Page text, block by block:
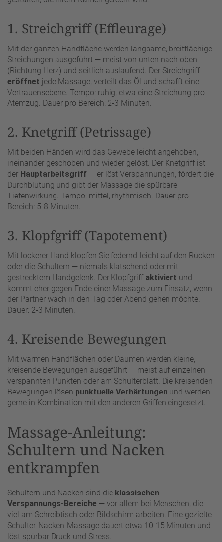
1. Streichgriff (Effleurage)
Mit der ganzen Handfläche werden langsame, breitflächige
Streichungen ausgeführt — meist von unten nach oben
(Richtung Herz) und seitlich auslaufend. Der Streichgriff
eröffnet jede Massage, verteilt das Öl und schafft eine
Vertrauensebene. Tempo: ruhig, etwa eine Streichung pro
Atemzug. Dauer pro Bereich: 2-3 Minuten.
2. Knetgriff (Petrissage)
Mit beiden Händen wird das Gewebe leicht angehoben,
ineinander geschoben und wieder gelöst. Der Knetgriff ist
der Hauptarbeitsgriff — er löst Verspannungen, fördert die
Durchblutung und gibt der Massage die spürbare
Tiefenwirkung. Tempo: mittel, rhythmisch. Dauer pro
Bereich: 5-8 Minuten.
3. Klopfgriff (Tapotement)
Mit lockerer Hand klopfen Sie federnd-leicht auf den Rücken
oder die Schultern — niemals klatschend oder mit
gestrecktem Handgelenk. Der Klopfgriff aktiviert und
kommt eher gegen Ende einer Massage zum Einsatz, wenn
der Partner wach in den Tag oder Abend gehen möchte.
Dauer: 2-3 Minuten.
4. Kreisende Bewegungen
Mit warmen Handflächen oder Daumen werden kleine,
kreisende Bewegungen ausgeführt — meist auf einzelnen
verspannten Punkten oder am Schulterblatt. Die kreisenden
Bewegungen lösen punktuelle Verhärtungen und werden
gerne in Kombination mit den anderen Griffen eingesetzt.
Massage-Anleitung:
Schultern und Nacken
entkrampfen
Schultern und Nacken sind die klassischen
Verspannungs-Bereiche — vor allem bei Menschen, die
viel am Schreibtisch oder Bildschirm arbeiten. Eine gezielte
Schulter-Nacken-Massage dauert etwa 10-15 Minuten und
löst spürbar Druck und Stress.